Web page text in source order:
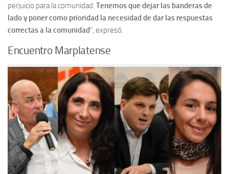
perjuicio para la comunidad. Tenemos que dejar las banderas de
lado y poner como prioridad la necesidad de dar las respuestas
correctas a la comunidad“, expresó.
Encuentro Marplatense